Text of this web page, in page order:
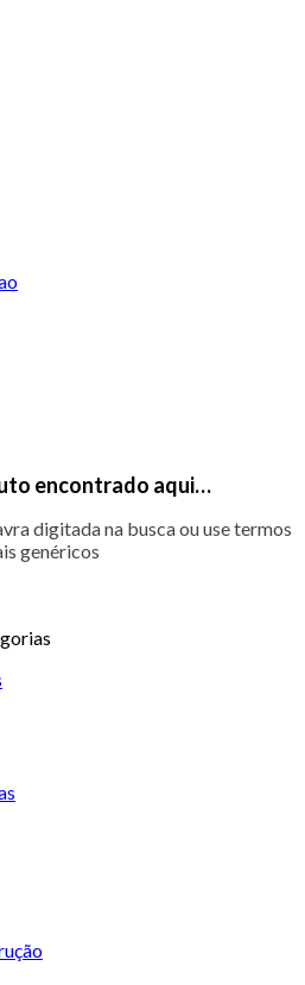
encontrado aqui…
digitada na busca ou use termos
genéricos